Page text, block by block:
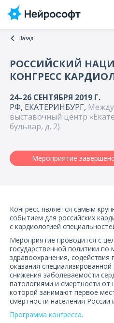
О
Назад
РОССИЙСКИЙ
КОНГРЕСС
24–26 СЕНТЯБРЯ 2019 Г.
РФ, ЕКАТЕРИНБУРГ,
выставочный центр
бульвар, д. 2)
Мероприятие
Конгресс является самым
событием для российских
с кардиологией
Мероприятие проводится с
государственной политики по
здравоохранения,
оказания
снижения заболеваемости
патологиями и смертности от
которой занимают первое
смертности населения России
Программа конгресса.